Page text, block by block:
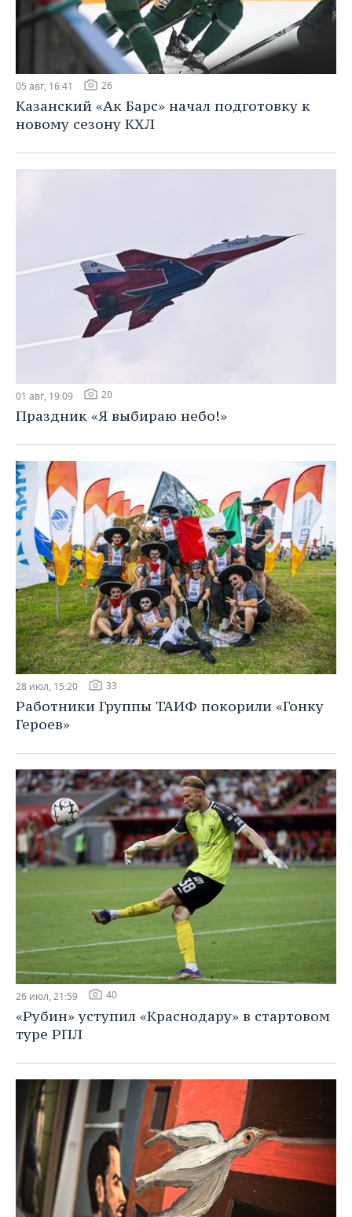
05 авг, 16:41 26
Казанский «Ак Барс» начал подготовку к
новому сезону КХЛ
01 авг, 19:09 20
Праздник «Я выбираю небо!»
28 июл, 15:20 33
Работники Группы ТАИФ покорили «Гонку
Героев»
26 июл, 21:59 40
«Рубин» уступил «Краснодару» в стартовом
туре РПЛ